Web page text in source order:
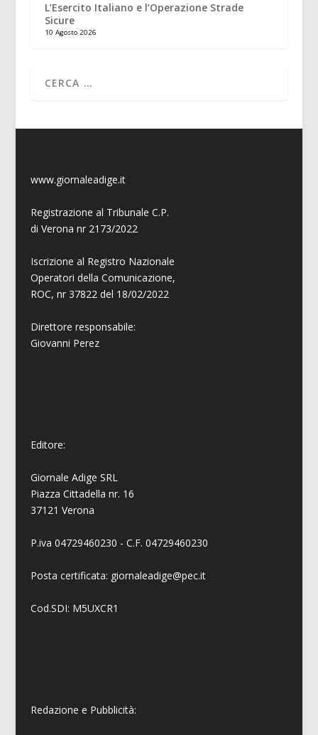
L’Esercito Italiano e l’Operazione Strade
Sicure
10 Agosto 2026
www.giornaleadige.it
Registrazione al Tribunale C.P.
di Verona nr 2173/2022
Iscrizione al Registro Nazionale
Operatori della Comunicazione,
ROC, nr 37822 del 18/02/2022
Direttore responsabile:
Giovanni Perez
Editore:
Giornale Adige SRL
Piazza Cittadella nr. 16
37121 Verona
P.iva 04729460230 - C.F. 04729460230
Posta certificata: giornaleadige@pec.it
Cod.SDI: M5UXCR1
Redazione e Pubblicità: